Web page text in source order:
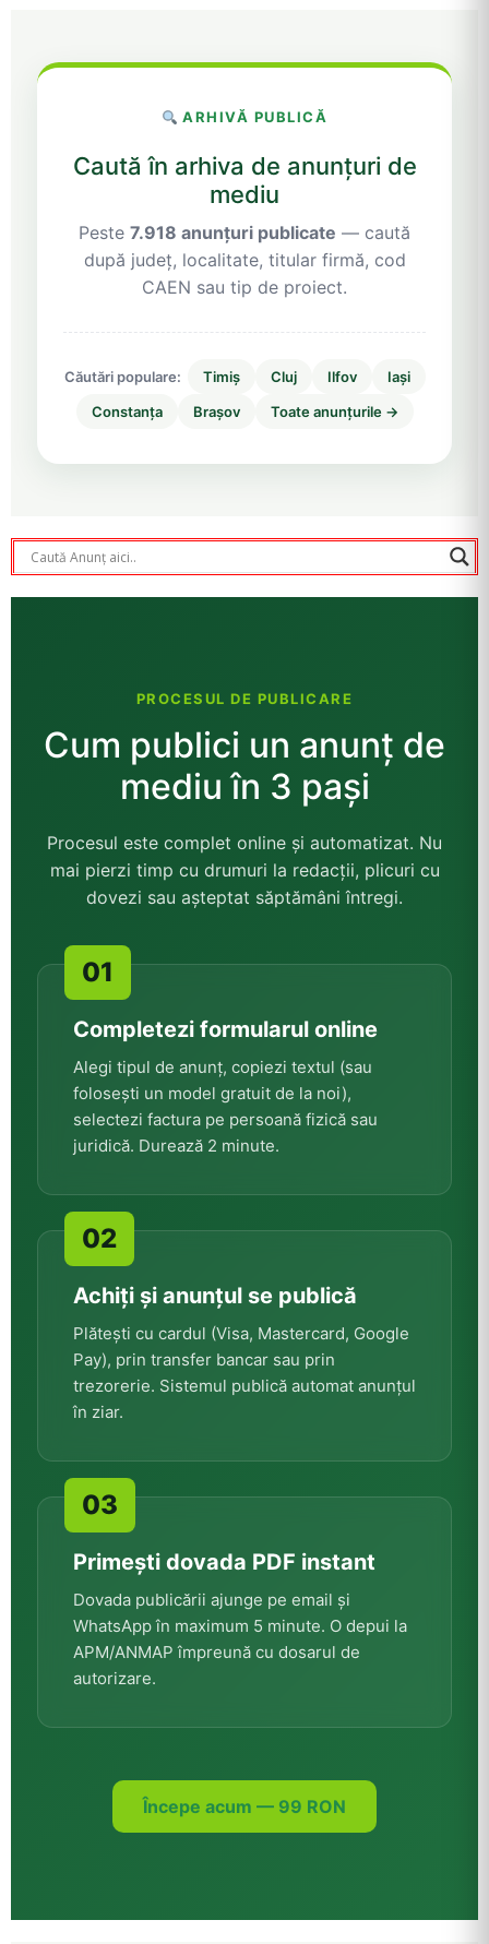
ARHIVĂ PUBLICĂ
Caută în arhiva de anunțuri de
mediu
Peste 7.918 anunțuri publicate — caută
după județ, localitate, titular firmă, cod
CAEN sau tip de proiect.
Căutări populare: Timiș Cluj Ilfov
Iași
Constanța
Brașov Toate anunțurile →
PROCESUL DE PUBLICARE
Cum publici un anunț de
mediu în 3 pași
Procesul este complet online și automatizat. Nu
mai pierzi timp cu drumuri la redacții, plicuri cu
dovezi sau așteptat săptămâni întregi.
Completezi formularul online
Alegi tipul de anunț, copiezi textul (sau
folosești un model gratuit de la noi),
selectezi factura pe persoană fizică sau
juridică. Durează 2 minute.
Achiți și anunțul se publică
Plătești cu cardul (Visa, Mastercard, Google
Pay), prin transfer bancar sau prin
trezorerie. Sistemul publică automat anunțul
în ziar.
Primești dovada PDF instant
Dovada publicării ajunge pe email și
WhatsApp în maximum 5 minute. O depui la
APM/ANMAP împreună cu dosarul de
autorizare.
Începe acum — 99 RON